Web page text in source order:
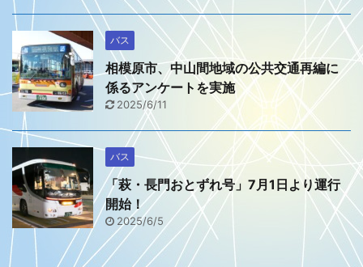
バス
相模原市、中山間地域の公共交通再編に
係るアンケートを実施
2025/6/11
バス
「萩・長門おとずれ号」7月1日より運行
開始！
2025/6/5